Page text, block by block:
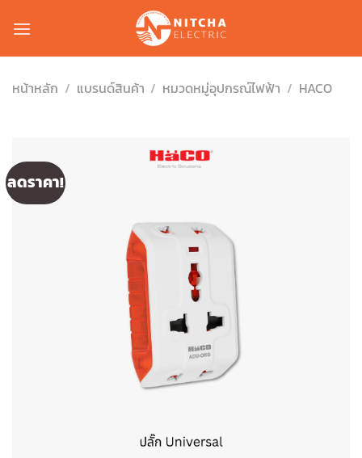
หน้าหลัก / แบรนด์สินค้า / หมวดหมู่อุปกรณ์ไฟฟ้า / HACO
ลดราคา!